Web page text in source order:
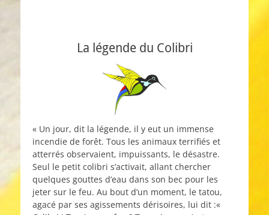
La légende du Colibri
« Un jour, dit la légende, il y eut un immense
incendie de forêt. Tous les animaux terrifiés et
atterrés observaient, impuissants, le désastre.
Seul le petit colibri s’activait, allant chercher
quelques gouttes d’eau dans son bec pour les
jeter sur le feu. Au bout d’un moment, le tatou,
agacé par ses agissements dérisoires, lui dit :«